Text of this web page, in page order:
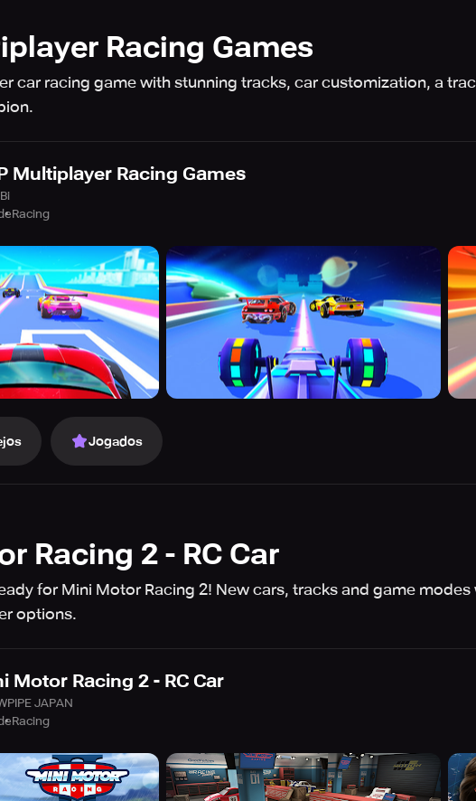
Racing Games
car racing game with stunning tracks, car customization, a
Multiplayer Racing Games
Racing
Jogados
Racing 2 - RC Car
for Mini Motor Racing 2! New cars, tracks and game
options.
Motor Racing 2 - RC Car
JAPAN
Racing